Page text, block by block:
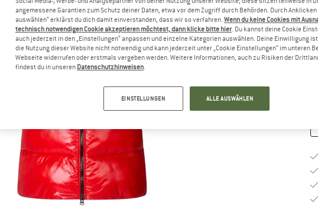
angemessene Garantien zum Schutz deiner Daten, etwa vor dem Zugriff durch Behörden. Durch Anklicken
auswählen“ erklärst du dich damit einverstanden, dass wir so verfahren. Wenn du keine Cookies mit
technisch notwendigen Cookie akzeptieren möchtest, dann klicke bitte hier. Du kannst deine Cookie
auch jederzeit in den „Einstellungen“ anpassen und einzelne Kategorien auswählen. Deine Einwilligung
die Nutzung dieser Website nicht notwendig und kann jederzeit unter „Cookie Einstellungen“ im unteren
Webseite widerrufen oder erstmals vergeben werden. Weitere Informationen, auch zu Risiken der
findest du in unseren Datenschutzhinweisen.
EINSTELLUNGEN ALLE AUSWÄHLEN